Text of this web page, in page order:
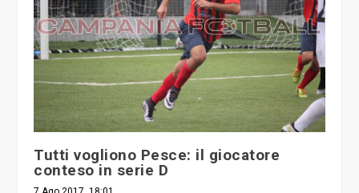
Tutti vogliono Pesce: il giocatore
conteso in serie D
7 Ago 2017, 18:01